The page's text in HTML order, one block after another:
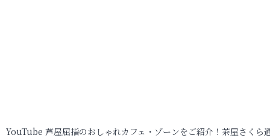
YouTube 芦屋屈指のおしゃれカフェ・ゾーンをご紹介！茶屋さくら